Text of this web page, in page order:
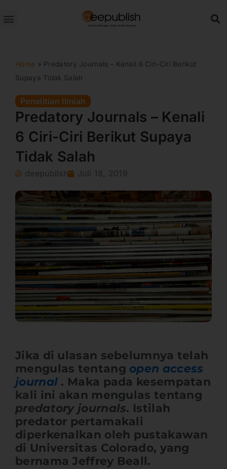
ke
Home » Predatory Journals – Kenali 6 Ciri-Ciri Berikut
Supaya Tidak Salah
Penelitian Ilmiah
Predatory Journals – Kenali
6 Ciri-Ciri Berikut Supaya
Tidak Salah
deepublish Juli 18, 2019
Jika di ulasan sebelumnya telah
mengulas tentang open access
journal . Maka pada kesempatan
kali ini akan mengulas tentang
predatory journals. Istilah
predator pertamakali
diperkenalkan oleh pustakawan
di Universitas Colorado, yang
bernama Jeffrey Beall.